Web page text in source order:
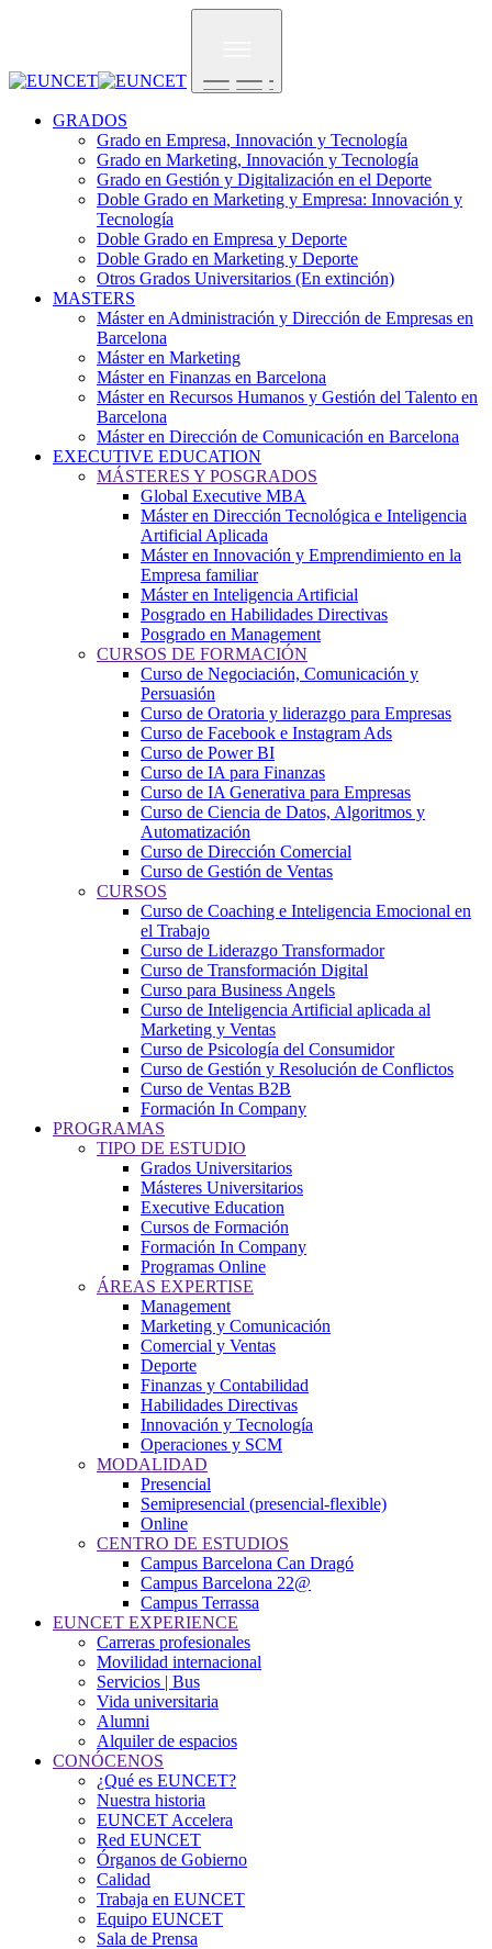
principal
GRADOS
Grado en Empresa, Innovación y Tecnología
Grado en Marketing, Innovación y Tecnología
Grado en Gestión y Digitalización en el Deporte
Doble Grado en Marketing y Empresa: Innovación y
Tecnología
Doble Grado en Empresa y Deporte
Doble Grado en Marketing y Deporte
Otros Grados Universitarios (En extinción)
MASTERS
Máster en Administración y Dirección de Empresas en
Barcelona
Máster en Marketing
Máster en Finanzas en Barcelona
Máster en Recursos Humanos y Gestión del Talento en
Barcelona
Máster en Dirección de Comunicación en Barcelona
EXECUTIVE EDUCATION
MÁSTERES Y POSGRADOS
Global Executive MBA
Máster en Dirección Tecnológica e Inteligencia
Artificial Aplicada
Máster en Innovación y Emprendimiento en la
Empresa familiar
Máster en Inteligencia Artificial
Posgrado en Habilidades Directivas
Posgrado en Management
CURSOS DE FORMACIÓN
Curso de Negociación, Comunicación y
Persuasión
Curso de Oratoria y liderazgo para Empresas
Curso de Facebook e Instagram Ads
Curso de Power BI
Curso de IA para Finanzas
Curso de IA Generativa para Empresas
Curso de Ciencia de Datos, Algoritmos y
Automatización
Curso de Dirección Comercial
Curso de Gestión de Ventas
CURSOS
Curso de Coaching e Inteligencia Emocional en
el Trabajo
Curso de Liderazgo Transformador
Curso de Transformación Digital
Curso para Business Angels
Curso de Inteligencia Artificial aplicada al
Marketing y Ventas
Curso de Psicología del Consumidor
Curso de Gestión y Resolución de Conflictos
Curso de Ventas B2B
Formación In Company
PROGRAMAS
TIPO DE ESTUDIO
Grados Universitarios
Másteres Universitarios
Executive Education
Cursos de Formación
Formación In Company
Programas Online
ÁREAS EXPERTISE
Management
Marketing y Comunicación
Comercial y Ventas
Deporte
Finanzas y Contabilidad
Habilidades Directivas
Innovación y Tecnología
Operaciones y SCM
MODALIDAD
Presencial
Semipresencial (presencial-flexible)
Online
CENTRO DE ESTUDIOS
Campus Barcelona Can Dragó
Campus Barcelona 22@
Campus Terrassa
EUNCET EXPERIENCE
Carreras profesionales
Movilidad internacional
Servicios | Bus
Vida universitaria
Alumni
Alquiler de espacios
CONÓCENOS
¿Qué es EUNCET?
Nuestra historia
EUNCET Accelera
Red EUNCET
Órganos de Gobierno
Calidad
Trabaja en EUNCET
Equipo EUNCET
Sala de Prensa